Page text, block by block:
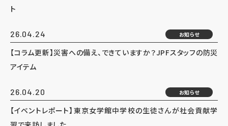
ト
26.04.24 お知らせ
【コラム更新】災害への備え、できていますか？JPFスタッフの防災
アイテム
26.04.20 お知らせ
【イベントレポート】東京女学館中学校の生徒さんが社会貢献学